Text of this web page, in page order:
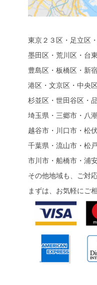
東京２３区・足立区
墨田区・荒川区・台
豊島区・板橋区・新
港区・文京区・中央
杉並区・世田谷区・
埼玉県・三郷市・八
越谷市・川口市・松
千葉県・流山市・松
市川市・船橋市・浦
その他地域も、ご対
まずは、お気軽にご